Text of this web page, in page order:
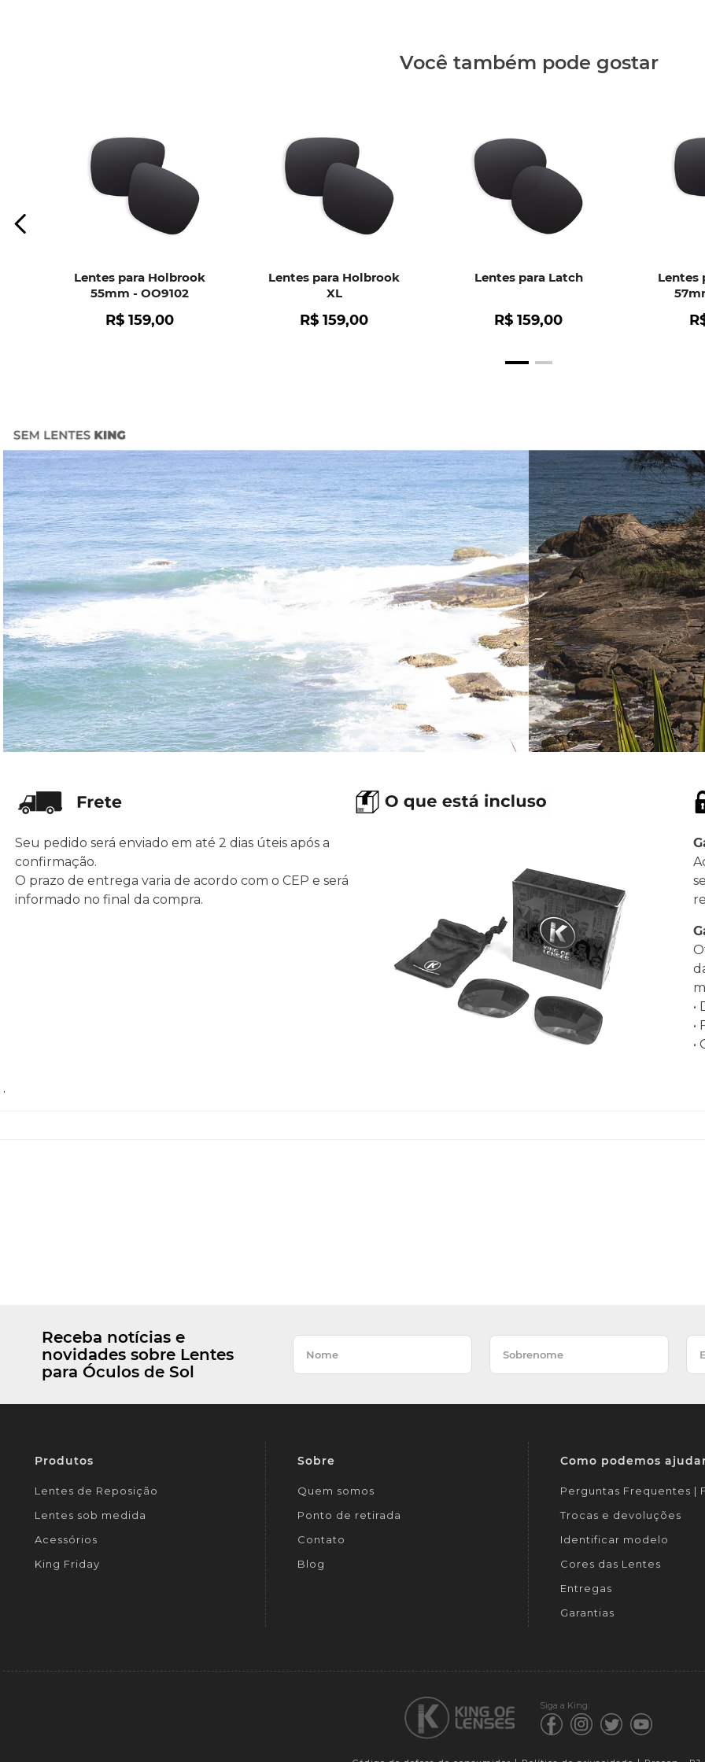
Você também pode gostar
Lentes para Holbrook
55mm - OO9102
R$ 159,00
Lentes para Holbrook
XL
R$ 159,00
Lentes para Latch
R$ 159,00
Lentes
Seu pedido será enviado em até 2 dias úteis após a
confirmação.
O prazo de entrega varia de acordo com o CEP e será
informado no final da compra.
•
•
•
.
Receba notícias e
novidades sobre Lentes
para Óculos de Sol
Produtos
Lentes de Reposição
Lentes sob medida
Acessórios
King Friday
Sobre
Quem somos
Ponto de retirada
Contato
Blog
Como podemos
Perguntas Frequentes |
Trocas e devoluções
Identificar modelo
Cores das Lentes
Entregas
Garantias
Siga a King: